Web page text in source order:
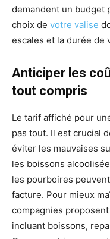
demandent un budget
choix de votre valise
escales et la durée de
Anticiper les
tout compris
Le tarif affiché pour
pas tout. Il est crucial
éviter les mauvaises
les boissons
les pourboires
facture. Pour mieux
compagnies
incluant boissons,